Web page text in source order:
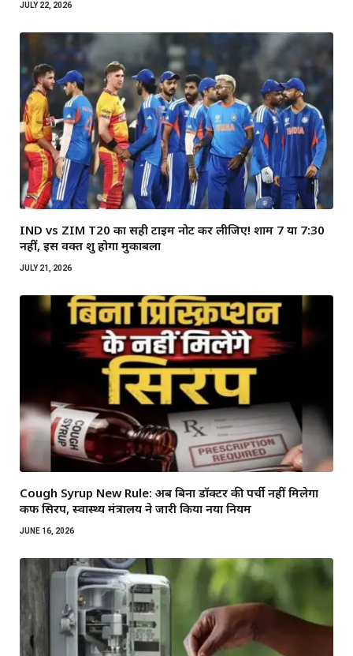
JULY 22, 2026
IND vs ZIM T20 का सही टाइम नोट कर लीजिए! शाम 7 या 7:30
नहीं, इस वक्त शुरू होगा मुकाबला
JULY 21, 2026
Cough Syrup New Rule: अब बिना डॉक्टर की पर्ची नहीं मिलेगा
कफ सिरप, स्वास्थ्य मंत्रालय ने जारी किया नया नियम
JUNE 16, 2026